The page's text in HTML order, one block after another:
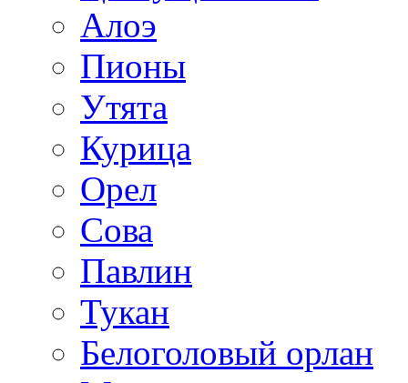
Алоэ
Пионы
Утята
Курица
Орел
Сова
Павлин
Тукан
Белоголовый орлан